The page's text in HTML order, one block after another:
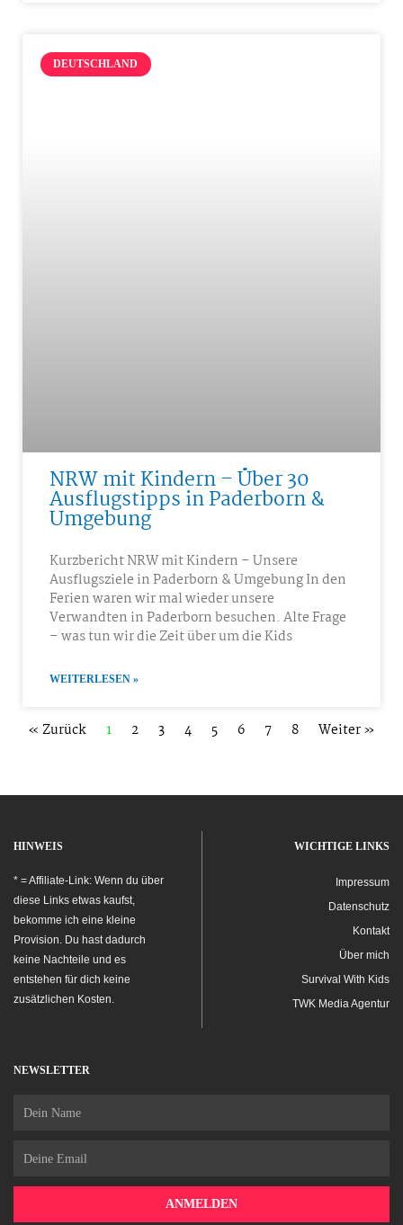
DEUTSCHLAND
NRW mit Kindern – Über 30
Ausflugstipps in Paderborn &
Umgebung
Kurzbericht NRW mit Kindern – Unsere
Ausflugsziele in Paderborn & Umgebung In den
Ferien waren wir mal wieder unsere
Verwandten in Paderborn besuchen. Alte Frage
– was tun wir die Zeit über um die Kids
WEITERLESEN »
« Zurück 1 2 3 4 5 6 7 8 Weiter »
HINWEIS
* = Affiliate-Link: Wenn du über
diese Links etwas kaufst,
bekomme ich eine kleine
Provision. Du hast dadurch
keine Nachteile und es
entstehen für dich keine
zusätzlichen Kosten.
WICHTIGE LINKS
Impressum
Datenschutz
Kontakt
Über mich
Survival With Kids
TWK Media Agentur
NEWSLETTER
Name
Email
ANMELDEN